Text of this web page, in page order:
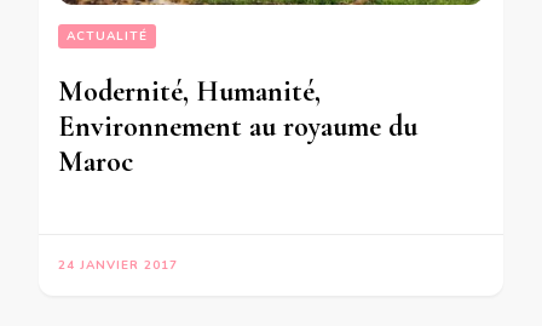
ACTUALITÉ
Modernité, Humanité,
Environnement au royaume du
Maroc
24 JANVIER 2017